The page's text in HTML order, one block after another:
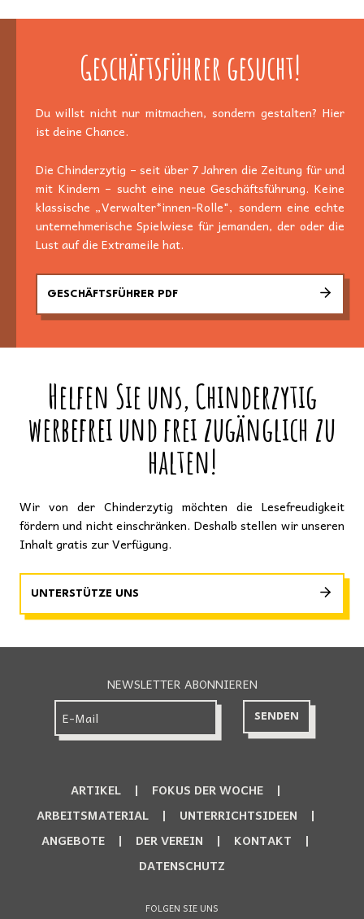
Geschäftsführer gesucht!
Du willst nicht nur mitmachen, sondern gestalten? Hier
ist deine Chance.
Die Chinderzytig – seit über 7 Jahren die Zeitung für und
mit Kindern – sucht eine neue Geschäftsführung. Keine
klassische „Verwalter*innen-Rolle", sondern eine echte
unternehmerische Spielwiese für jemanden, der oder die
Lust auf die Extrameile hat.
GESCHÄFTSFÜHRER PDF
Helfen Sie uns, Chinderzytig
werbefrei und frei zugänglich zu
halten!
Wir von der Chinderzytig möchten die Lesefreudigkeit
fördern und nicht einschränken. Deshalb stellen wir unseren
Inhalt gratis zur Verfügung.
UNTERSTÜTZE UNS
NEWSLETTER ABONNIEREN
ARTIKEL
FOKUS DER WOCHE
ARBEITSMATERIAL
UNTERRICHTSIDEEN
ANGEBOTE
DER VEREIN
KONTAKT
DATENSCHUTZ
FOLGEN SIE UNS